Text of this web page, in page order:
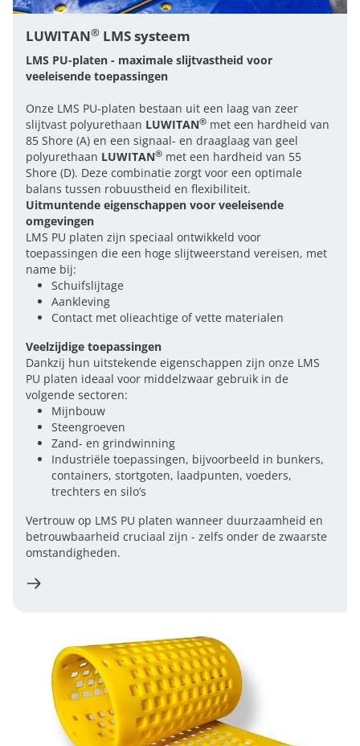
LUWITAN® LMS systeem
LMS PU-platen - maximale slijtvastheid voor
veeleisende toepassingen
Onze LMS PU-platen bestaan uit een laag van zeer
slijtvast polyurethaan LUWITAN® met een hardheid van
85 Shore (A) en een signaal- en draaglaag van geel
polyurethaan LUWITAN® met een hardheid van 55
Shore (D). Deze combinatie zorgt voor een optimale
balans tussen robuustheid en flexibiliteit.
Uitmuntende eigenschappen voor veeleisende
omgevingen
LMS PU platen zijn speciaal ontwikkeld voor
toepassingen die een hoge slijtweerstand vereisen, met
name bij:
Schuifslijtage
Aankleving
Contact met olieachtige of vette materialen
Veelzijdige toepassingen
Dankzij hun uitstekende eigenschappen zijn onze LMS
PU platen ideaal voor middelzwaar gebruik in de
volgende sectoren:
Mijnbouw
Steengroeven
Zand- en grindwinning
Industriële toepassingen, bijvoorbeeld in bunkers,
containers, stortgoten, laadpunten, voeders,
trechters en silo’s
Vertrouw op LMS PU platen wanneer duurzaamheid en
betrouwbaarheid cruciaal zijn - zelfs onder de zwaarste
omstandigheden.